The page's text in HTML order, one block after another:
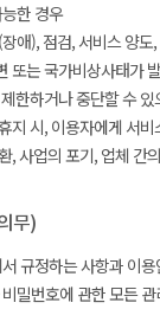
한 경우
애), 점검, 서비스 양
또는 국가비상사태가
한하거나 중단할 수
지 시, 이용자에게 서
, 사업의 포기, 업체 간
무)
규정하는 사항과 이
밀번호에 관한 모든